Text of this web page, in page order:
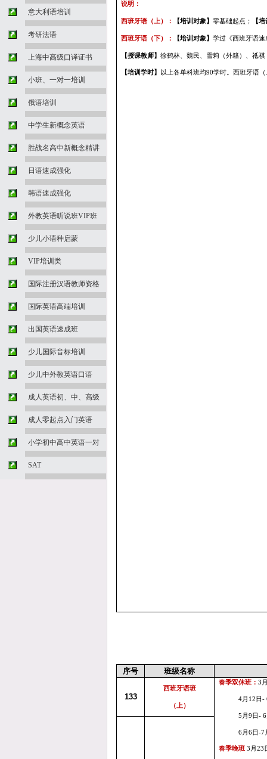
意大利语培训
考研法语
上海中高级口译证书
小班、一对一培训
俄语培训
中学生新概念英语
胜战名高中新概念精讲
日语速成强化
韩语速成强化
外教英语听说班VIP班
少儿小语种启蒙
VIP培训类
国际注册汉语教师资格
国际英语高端培训
出国英语速成班
少儿国际音标培训
少儿中外教英语口语
成人英语初、中、高级
成人零起点入门英语
小学初中高中英语一对
SAT
说明：
西班牙语（上）： 【培训对象】零基础起点； 【
西班牙语（下）： 【培训对象】学过《西班牙语
【授课教师】徐鹤林、魏民、雪莉（外籍）、祗
【培训学时】 以上各单科班均90学时。西班牙语
序号 班级名称
133
西班牙语班
（上）
春季双休班：3
4月12 日-
5 月9 日-6
6月6日-7
春季晚班 3 月23